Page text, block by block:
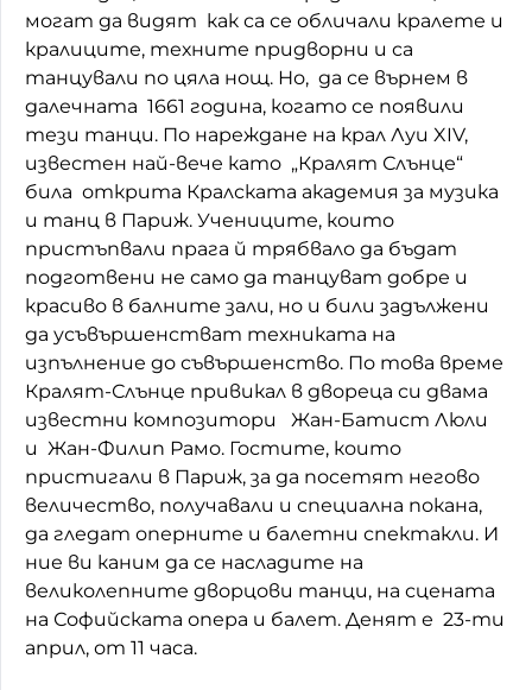
Домашен любимец
Питаме Ви
До ре ми
могат да видят как са се обличали кралете и
кралиците, техните придворни и са
танцували по цяла нощ. Но, да се върнем в
далечната 1661 година, когато се появили
тези танци. По нареждане на крал Луи XIV,
известен най-вече като „Кралят Слънце“
била открита Кралската академия за музика
и танц в Париж. Учениците, които
пристъпвали прага й трябвало да бъдат
подготвени не само да танцуват добре и
красиво в балните зали, но и били задължени
да усъвършенстват техниката на
изпълнение до съвършенство. По това време
Кралят-Слънце привикал в двореца си двама
известни композитори Жан-Батист Люли
и Жан-Филип Рамо. Гостите, които
пристигали в Париж, за да посетят негово
величество, получавали и специална покана,
да гледат оперните и балетни спектакли. И
ние ви каним да се насладите на
великолепните дворцови танци, на сцената
на Софийската опера и балет. Денят е 23-ти
април, от 11 часа.